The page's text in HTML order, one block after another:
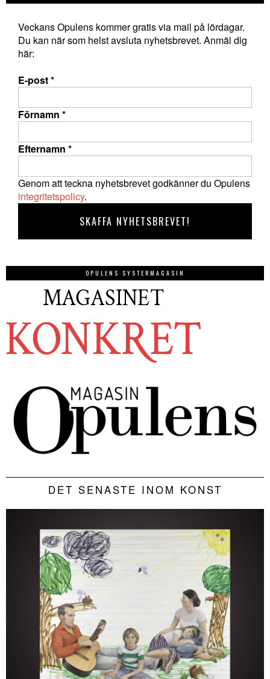
Veckans Opulens kommer gratis via mail på lördagar.
Du kan när som helst avsluta nyhetsbrevet. Anmäl dig
här:
E-post*
Förnamn *
Efternamn *
Genom att teckna nyhetsbrevet godkänner du Opulens
integritetspolicy.
OPULENS SYSTERMAGASIN
DET SENASTE INOM KONST